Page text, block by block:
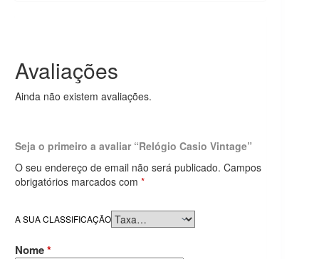
Avaliações
Ainda não existem avaliações.
Seja o primeiro a avaliar “Relógio Casio Vintage”
O seu endereço de email não será publicado. Campos
obrigatórios marcados com *
A SUA CLASSIFICAÇÃO
Nome*